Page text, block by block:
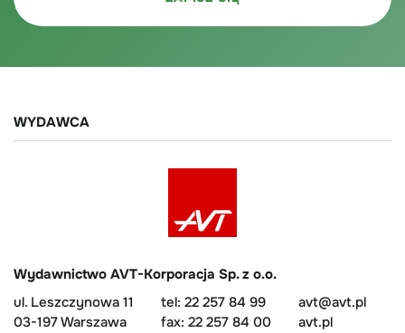
WYDAWCA
Wydawnictwo AVT-Korporacja Sp. z o.o.
ul. Leszczynowa 11
03-197 Warszawa
tel: 22 257 84 99
fax: 22 257 84 00
avt@avt.pl
avt.pl